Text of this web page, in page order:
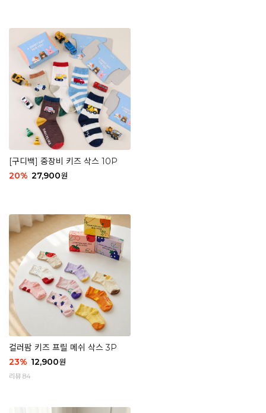
[구디백] 중장비 키즈 삭스 10P
20% 27,900원
컬러팜 키즈 프릴 메쉬 삭스 3P
23% 12,900원
리뷰 84